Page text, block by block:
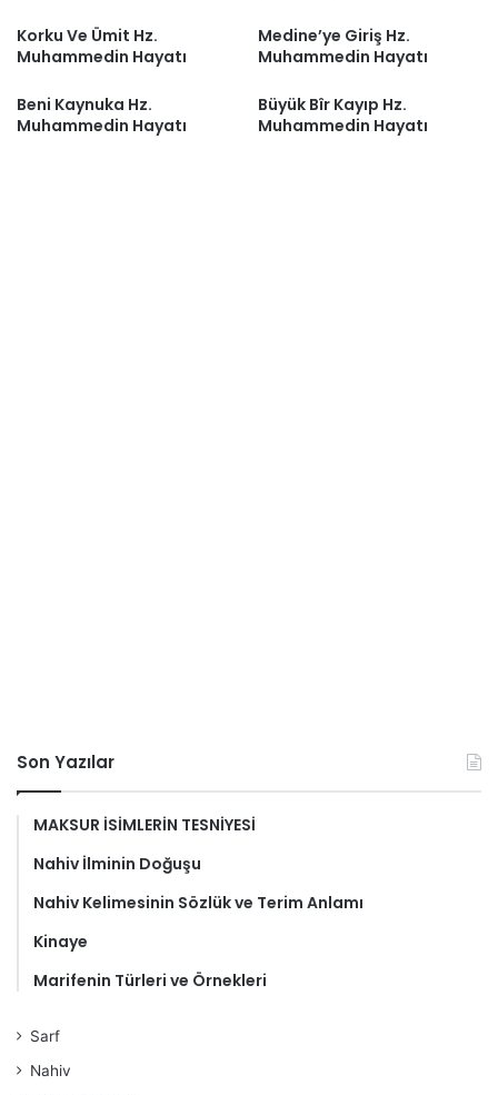
Korku Ve Ümit Hz.
Muhammedin Hayatı
Medine’ye Giriş Hz.
Muhammedin Hayatı
Beni Kaynuka Hz.
Muhammedin Hayatı
Büyük Bîr Kayıp Hz.
Muhammedin Hayatı
Son Yazılar
MAKSUR İSİMLERİN TESNİYESİ
Nahiv İlminin Doğuşu
Nahiv Kelimesinin Sözlük ve Terim Anlamı
Kinaye
Marifenin Türleri ve Örnekleri
Sarf
Nahiv